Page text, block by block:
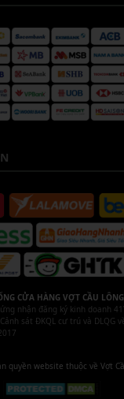
CỬA HÀNG VỢT CẦU
nhận đăng ký kinh doanh
sát ĐKQL cư trú và DLQG
quyền website thuộc về Vợt